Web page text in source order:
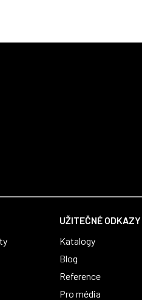
UŽITEČNÉ ODKAZY
Katalogy
Blog
Reference
Pro média